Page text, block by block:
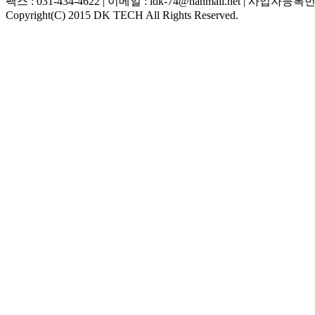
Copyright(C) 2015 DK TECH All Rights Reserved.